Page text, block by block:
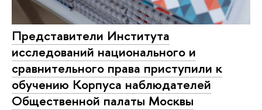
Представители Института
исследований национального и
сравнительного права приступили к
обучению Корпуса наблюдателей
Общественной палаты Москвы